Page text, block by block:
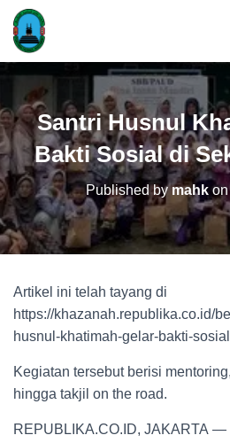
Santri Husnul
Bakti Sosial di
Published bymahk on
Artikel ini telah tayang di
https://khazanah.republika.co.id/
husnul-khatimah-gelar-bakti-
Kegiatan tersebut berisi
hingga takjil on the road.
REPUBLIKA.CO.ID, JAKARTA —